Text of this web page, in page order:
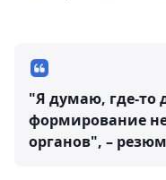
"Я думаю, где-то
формирование
органов", –